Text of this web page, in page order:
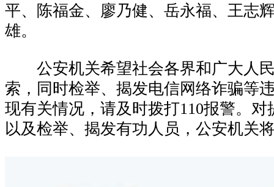
平、陈福金、廖乃健、岳永福、王志
雄。
公安机关希望社会各界和广大人民
索，同时检举、揭发电信网络诈骗等
现有关情况，请及时拨打110报警。
以及检举、揭发有功人员，公安机关